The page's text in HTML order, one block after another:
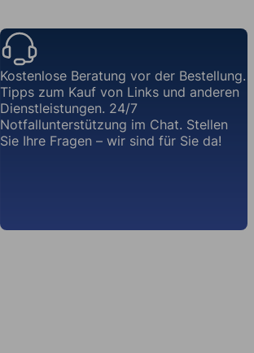
Kostenlose Beratung vor der Bestellung.
Tipps zum Kauf von Links und anderen
Dienstleistungen. 24/7
Notfallunterstützung im Chat. Stellen
Sie Ihre Fragen – wir sind für Sie da!